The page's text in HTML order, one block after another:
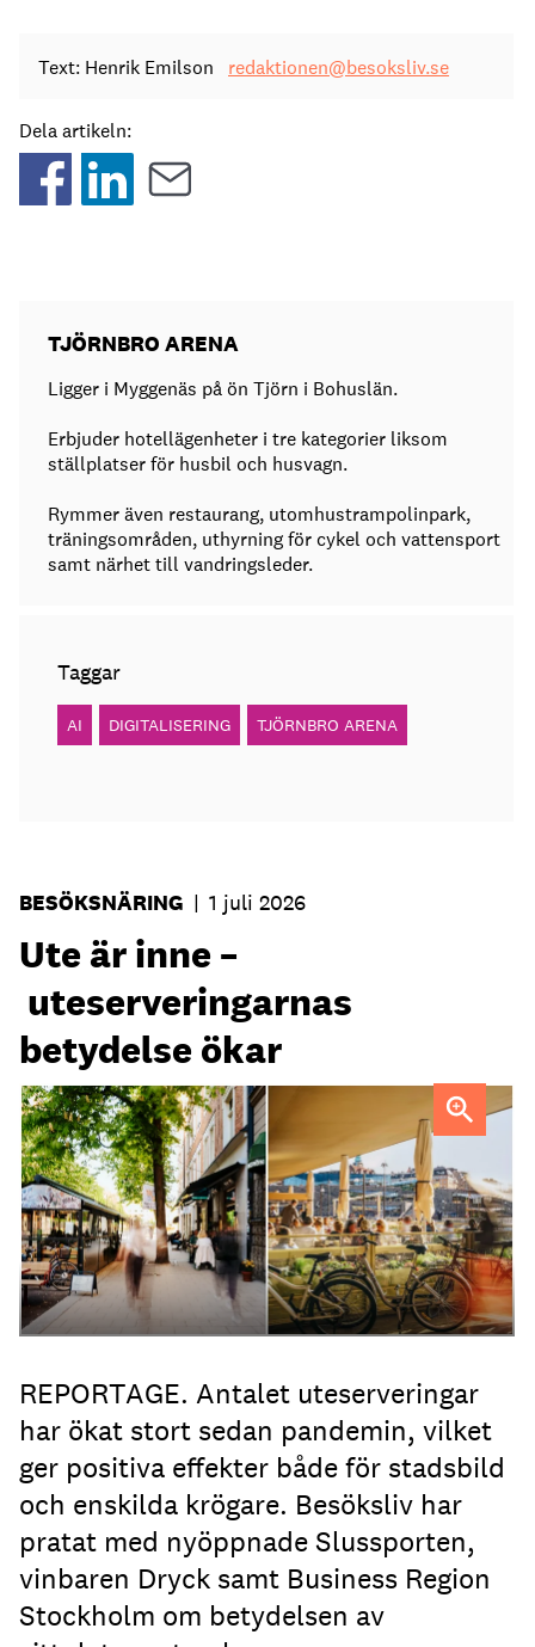
Text: Henrik Emilson redaktionen@besoksliv.se
Dela artikeln:
TJÖRNBRO ARENA
Ligger i Myggenäs på ön Tjörn i Bohuslän.
Erbjuder hotellägenheter i tre kategorier liksom
ställplatser för husbil och husvagn.
Rymmer även restaurang, utomhustrampolinpark,
träningsområden, uthyrning för cykel och vattensport
samt närhet till vandringsleder.
Taggar
AI DIGITALISERING TJÖRNBRO ARENA
BESÖKSNÄRING | 1 juli 2026
Ute är inne –
uteserveringarnas
betydelse ökar
Uteservering på Dryck vinbar samt Slussporten.FOTO:
Samuel Unéus
REPORTAGE. Antalet uteserveringar
har ökat stort sedan pandemin, vilket
ger positiva effekter både för stadsbild
och enskilda krögare. Besöksliv har
pratat med nyöppnade Slussporten,
vinbaren Dryck samt Business Region
Stockholm om betydelsen av